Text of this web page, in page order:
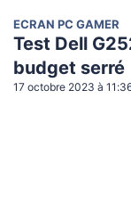
ECRAN PC GAMER
Test Dell
budget serré
17 octobre 2023 à